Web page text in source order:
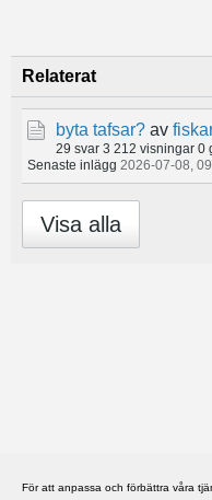
För att anpassa och förbättra våra
Relaterat
byta tafsar? av
29 svar 3 212 visningar 0
Senaste inlägg 2026-07-08,
Visa alla